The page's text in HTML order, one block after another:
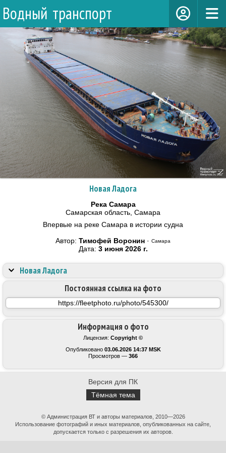
Водный транспорт
Новая Ладога
Река Самара
Самарская область, Самара
Впервые на реке Самара в истории судна
Автор: Тимофей Воронин · Самара
Дата: 3 июня 2026 г.
Информация о фото
Лицензия: Copyright ©
Опубликовано 03.06.2026 14:37 MSK
Просмотров — 366
Постоянная ссылка на фото
Новая Ладога
Версия для ПК
Тёмная тема
© Администрация ВТ и авторы материалов, 2010—2026
Использование фотографий и иных материалов, опубликованных на сайте,
допускается только с разрешения их авторов.